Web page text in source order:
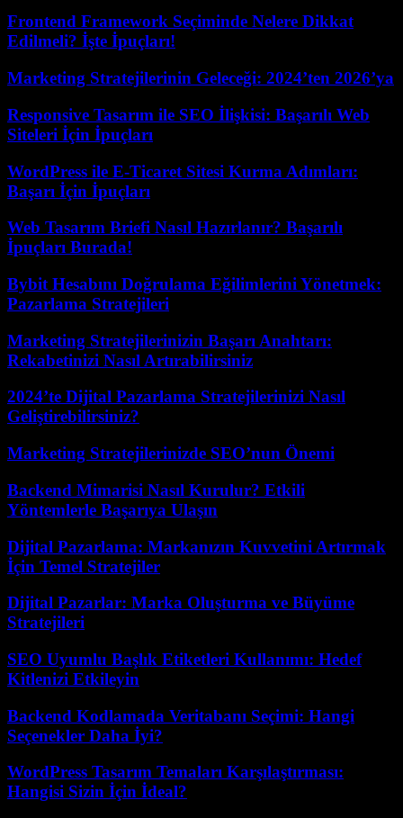
Frontend Framework Seçiminde Nelere Dikkat
Edilmeli? İşte İpuçları!
Marketing Stratejilerinin Geleceği: 2024’ten 2026’ya
Responsive Tasarım ile SEO İlişkisi: Başarılı Web
Siteleri İçin İpuçları
WordPress ile E-Ticaret Sitesi Kurma Adımları:
Başarı İçin İpuçları
Web Tasarım Briefi Nasıl Hazırlanır? Başarılı
İpuçları Burada!
Bybit Hesabını Doğrulama Eğilimlerini Yönetmek:
Pazarlama Stratejileri
Marketing Stratejilerinizin Başarı Anahtarı:
Rekabetinizi Nasıl Artırabilirsiniz
2024’te Dijital Pazarlama Stratejilerinizi Nasıl
Geliştirebilirsiniz?
Marketing Stratejilerinizde SEO’nun Önemi
Backend Mimarisi Nasıl Kurulur? Etkili
Yöntemlerle Başarıya Ulaşın
Dijital Pazarlama: Markanızın Kuvvetini Artırmak
İçin Temel Stratejiler
Dijital Pazarlar: Marka Oluşturma ve Büyüme
Stratejileri
SEO Uyumlu Başlık Etiketleri Kullanımı: Hedef
Kitlenizi Etkileyin
Backend Kodlamada Veritabanı Seçimi: Hangi
Seçenekler Daha İyi?
WordPress Tasarım Temaları Karşılaştırması:
Hangisi Sizin İçin İdeal?